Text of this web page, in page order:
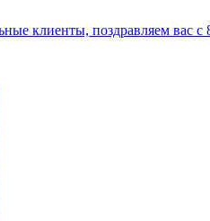
клиенты, поздравляем вас с